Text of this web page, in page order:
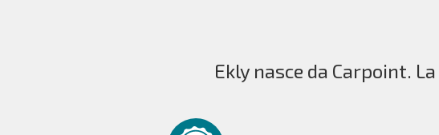
Ekly nasce da Carpoint.